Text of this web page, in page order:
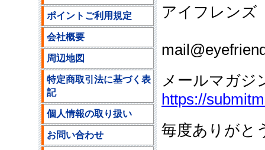
アイフレン
メールマガジ
https://
毎度ありがと
ポイントご利用規定
会社概要
周辺地図
特定商取引法に基づく表
記
個人情報の取り扱い
お問い合わせ